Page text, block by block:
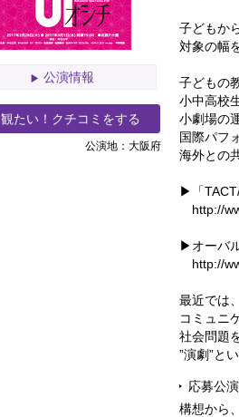
公演情報
観たい！クチコミをする
公演地：大阪府
子どもか
対象の幅
子どもの
小中高校
小劇場の
国際パフ
海外との
▶︎「
http://
▶︎オーバ
http://
最近では、
コミュニ
社会問題
”演劇”と
応募公
構想から